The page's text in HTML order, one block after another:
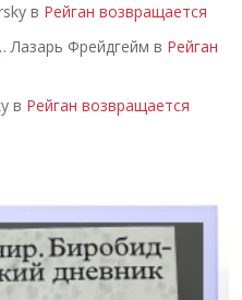
в Рейган возвращается
Лазарь Фрейдгейм в Рейган
в Рейган возвращается